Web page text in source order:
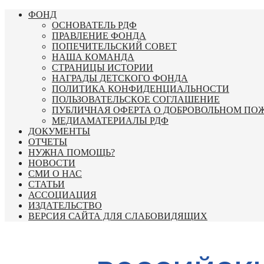
Перейти
содержимому
ФОНД
ОСНОВАТЕЛЬ РДФ
ПРАВЛЕНИЕ ФОНДА
ПОПЕЧИТЕЛЬСКИЙ СОВЕТ
НАША КОМАНДА
СТРАНИЦЫ ИСТОРИИ
НАГРАДЫ ДЕТСКОГО ФОНДА
ПОЛИТИКА КОНФИДЕНЦИАЛЬНОСТИ
ПОЛЬЗОВАТЕЛЬСКОЕ СОГЛАШЕНИЕ
ПУБЛИЧНАЯ ОФЕРТА О ДОБРОВОЛЬНОМ
МЕДИАМАТЕРИАЛЫ РДФ
ДОКУМЕНТЫ
ОТЧЕТЫ
НУЖНА ПОМОЩЬ?
НОВОСТИ
СМИ О НАС
СТАТЬИ
АССОЦИАЦИЯ
ИЗДАТЕЛЬСТВО
ВЕРСИЯ САЙТА ДЛЯ СЛАБОВИДЯЩИХ